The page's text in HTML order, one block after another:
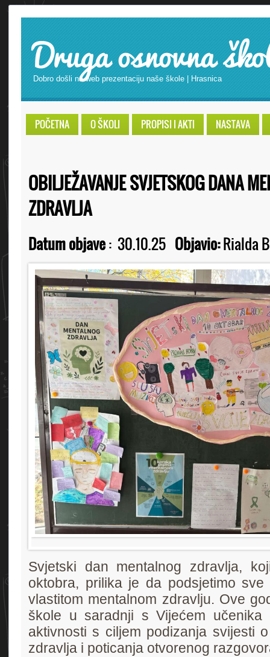
Druga osnovna
Dobro došli na web prezentaciju naše škole | Hrasnica
POČETNA O ŠKOLI PROPISI I AKTI NASTAVA
OBILJEŽAVANJE SVJETSKOG DANA
ZDRAVLJA
Datum objave: 30.10.25 Objavio:Rialda
Svjetski dan mentalnog zdravlja,
oktobra, prilika je da podsjetimo
vlastitom mentalnom zdravlju. Ove
škole u saradnji s Vijećem učenika
aktivnosti s ciljem podizanja svijesti
zdravlja i poticanja otvorenog